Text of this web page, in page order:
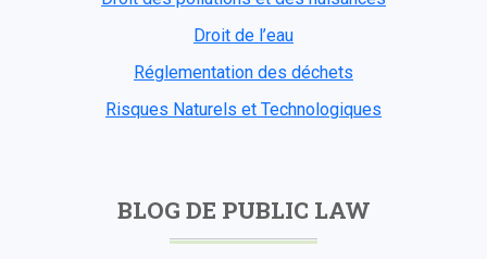
Droit de l’eau
Réglementation des déchets
Risques Naturels et Technologiques
BLOG DE PUBLIC LAW